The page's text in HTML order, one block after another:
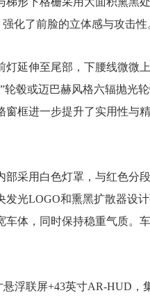
化了前脸的立体感与攻击性
灯延伸至尾部，下腰线微微
轮毂或迈巴赫风格六辐抛光
框进一步提升了实用性与
部采用白色灯罩，与红色分
光LOGO和熏黑扩散器设
体，同时保持稳重气质。
浮联屏+43英寸AR-HUD